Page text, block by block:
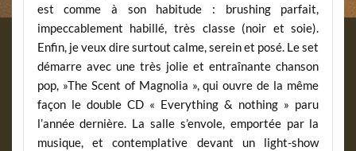
est comme à son habitude : brushing parfait,
impeccablement habillé, très classe (noir et soie).
Enfin, je veux dire surtout calme, serein et posé. Le set
démarre avec une très jolie et entraînante chanson
pop, »The Scent of Magnolia », qui ouvre de la même
façon le double CD « Everything & nothing » paru
l’année dernière. La salle s’envole, emportée par la
musique, et contemplative devant un light-show